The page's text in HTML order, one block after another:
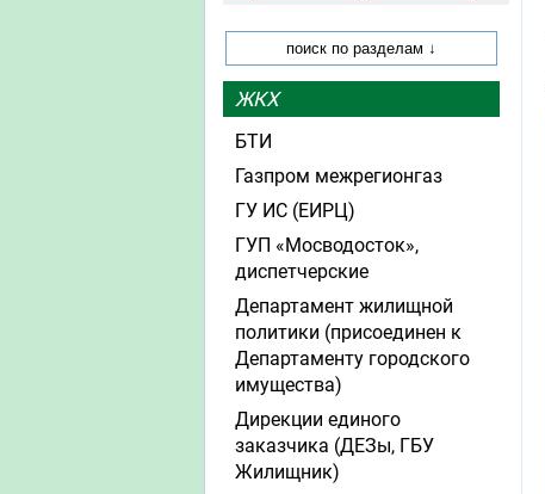
ЖКХ
БТИ
Газпром межрегионгаз
ГУ ИС (ЕИРЦ)
ГУП «Мосводосток»,
диспетчерские
Департамент жилищной
политики (присоединен к
Департаменту городского
имущества)
Дирекции единого
заказчика (ДЕЗы, ГБУ
Жилищник)